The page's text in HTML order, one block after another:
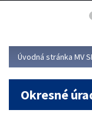
asociácie poisťovní
Viac
Úvodná stránka MV
Okresné